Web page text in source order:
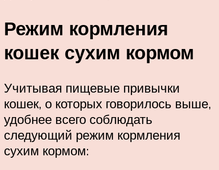
Режим кормления
кошек сухим кормом
Учитывая пищевые привычки
кошек, о которых говорилось выше,
удобнее всего соблюдать
следующий режим кормления
сухим кормом: